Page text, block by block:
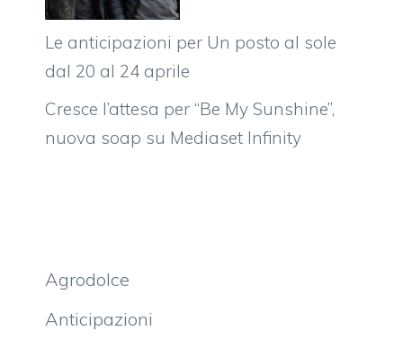
Le anticipazioni per Un posto al sole
dal 20 al 24 aprile
Cresce l’attesa per “Be My Sunshine”,
nuova soap su Mediaset Infinity
Agrodolce
Anticipazioni